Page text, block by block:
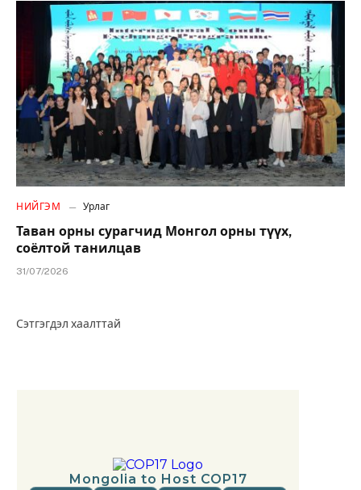
НИЙГЭМ Урлаг
Таван орны сурагчид Монгол орны түүх,
соёлтой танилцав
31/07/2026
Сэтгэгдэл хаалттай